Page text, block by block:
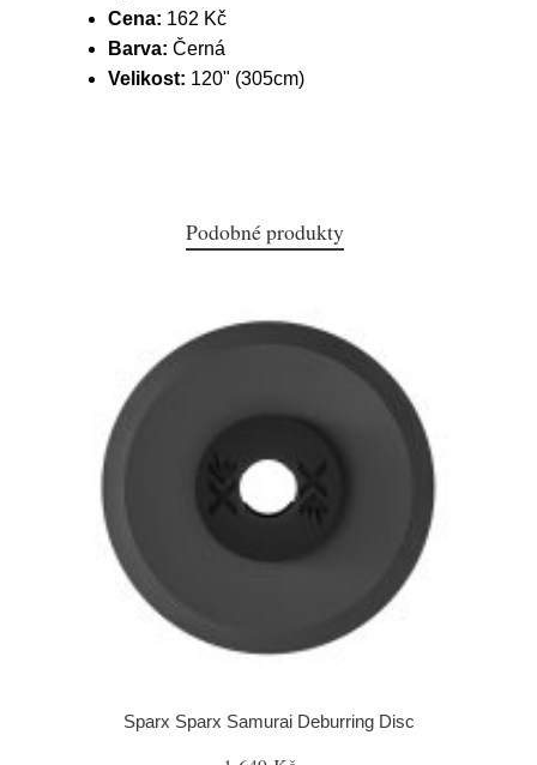
Cena: 162 Kč
Barva: Černá
Velikost: 120" (305cm)
Podobné produkty
Sparx Sparx Samurai Deburring Disc